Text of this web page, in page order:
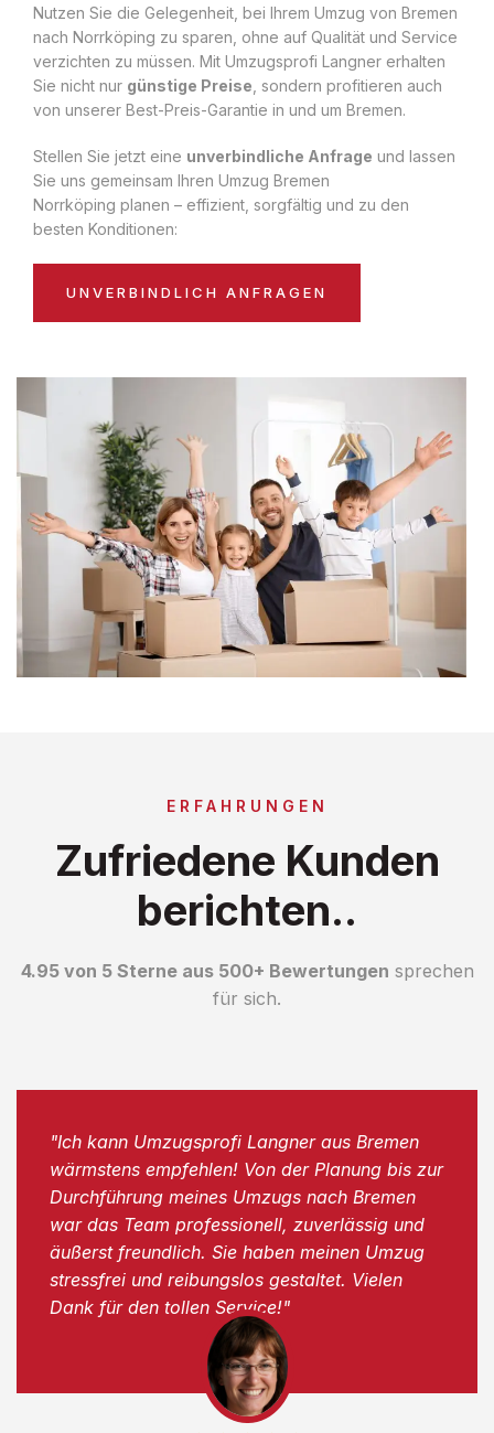
Nutzen Sie die Gelegenheit, bei Ihrem Umzug von Bremen
nach Norrköping zu sparen, ohne auf Qualität und Service
verzichten zu müssen. Mit Umzugsprofi Langner erhalten
Sie nicht nur günstige Preise , sondern profitieren auch
von unserer Best-Preis-Garantie in und um Bremen.
Stellen Sie jetzt eine unverbindliche Anfrage und lassen
Sie uns gemeinsam Ihren Umzug Bremen
Norrköping planen – effizient, sorgfältig und zu den
besten Konditionen:
UNVERBINDLICH ANFRAGEN
ERFAHRUNGEN
Zufriedene Kunden
berichten..
4.95 von 5 Sterne aus 500+ Bewertungen sprechen
für sich.
"Ich kann Umzugsprofi Langner aus Bremen
wärmstens empfehlen! Von der Planung bis zur
Durchführung meines Umzugs nach Bremen
war das Team professionell, zuverlässig und
äußerst freundlich. Sie haben meinen Umzug
stressfrei und reibungslos gestaltet. Vielen
Dank für den tollen Service!"